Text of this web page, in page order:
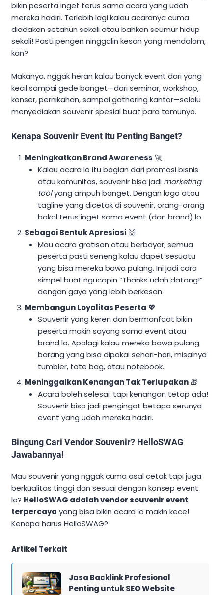
bikin peserta inget terus sama acara yang udah
mereka hadiri. Terlebih lagi kalau acaranya cuma
diadakan setahun sekali atau bahkan seumur hidup
sekali! Pasti pengen ninggalin kesan yang mendalam,
kan?
Makanya, nggak heran kalau banyak event dari yang
kecil sampai gede banget—dari seminar, workshop,
konser, pernikahan, sampai gathering kantor—selalu
menyediakan souvenir spesial buat para tamunya.
Kenapa Souvenir Event Itu Penting Banget?
Meningkatkan Brand Awareness 🚀
Kalau acara lo itu bagian dari promosi bisnis
atau komunitas, souvenir bisa jadi marketing
toolyang ampuh banget. Dengan logo atau
tagline yang dicetak di souvenir, orang-orang
bakal terus inget sama event (dan brand) lo.
Sebagai Bentuk Apresiasi 🙌
Mau acara gratisan atau berbayar, semua
peserta pasti seneng kalau dapet sesuatu
yang bisa mereka bawa pulang. Ini jadi cara
simpel buat ngucapin “Thanks udah datang!”
dengan gaya yang lebih berkesan.
Membangun Loyalitas Peserta 💖
Souvenir yang keren dan bermanfaat bikin
peserta makin sayang sama event atau
brand lo. Apalagi kalau mereka bawa pulang
barang yang bisa dipakai sehari-hari, misalnya
tumbler, tote bag, atau notebook.
Meninggalkan Kenangan Tak Terlupakan 🎁
Acara boleh selesai, tapi kenangan tetap ada!
Souvenir bisa jadi pengingat betapa serunya
event yang udah mereka hadiri.
Bingung Cari Vendor Souvenir? HelloSWAG
Jawabannya!
Mau souvenir yang nggak cuma asal cetak tapi juga
berkualitas tinggi dan sesuai dengan konsep event
lo? HelloSWAG adalah vendor souvenir event
terpercaya yang bisa bikin acara lo makin kece!
Kenapa harus HelloSWAG?
Artikel Terkait
Jasa Backlink Profesional
Penting untuk SEO Website